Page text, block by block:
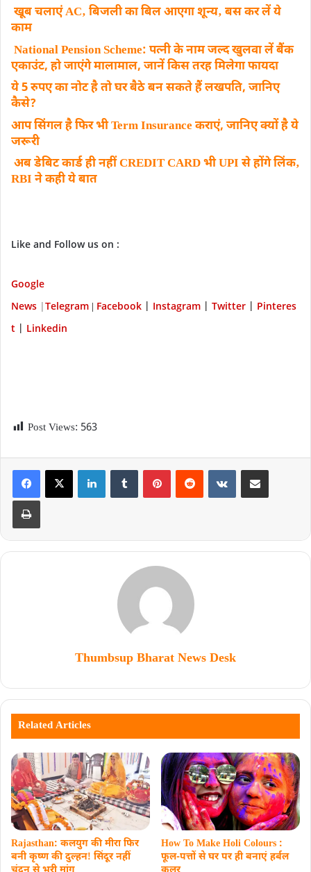
खूब चलाएं AC‚ बिजली का बिल आएगा शून्य‚ बस कर लें ये
काम
National Pension Scheme: पत्नी के नाम जल्द खुलवा लें बैंक
एकाउंट, हो जाएंगे मालामाल, जानें किस तरह मिलेगा फायदा
ये 5 रुपए का नोट है तो घर बैठे बन सकते हैं लखपति, जानिए
कैसे?
आप सिंगल है फिर भी Term Insurance कराएं, जानिए क्यों है ये
जरूरी
अब डेबिट कार्ड ही नहीं CREDIT CARD भी UPI से होंगे लिंक‚
RBI ने कही ये बात
Like and Follow us on :
Google
News |Telegram | Facebook Instagram Twitter Pinteres
t
Linkedin
Post Views: 563
Thumbsup Bharat News Desk
Related Articles
Rajasthan: कलयुग की मीरा फिर
बनी कृष्ण की दुल्हनǃ सिंदूर नहीं
How To Make Holi Colours :
फूल-पत्तों से घर पर ही बनाएं हर्बल